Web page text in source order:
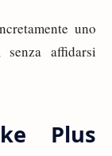
uno
senza affidarsi
Plus